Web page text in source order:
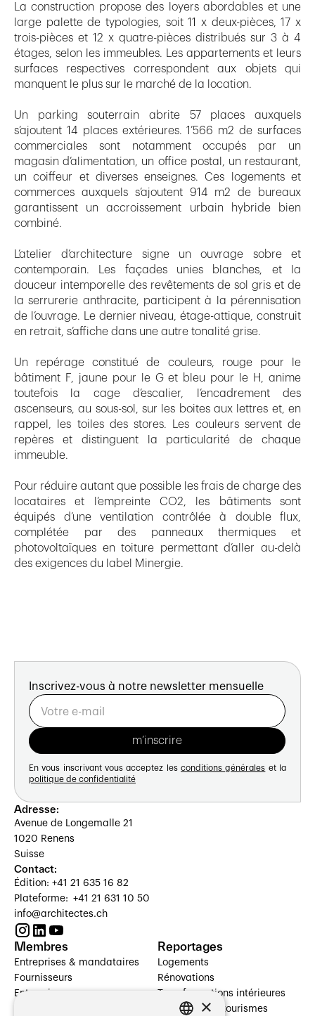
La construction propose des loyers abordables et une
large palette de typologies, soit 11 x deux-pièces, 17 x
trois-pièces et 12 x quatre-pièces distribués sur 3 à 4
étages, selon les immeubles. Les appartements et leurs
surfaces respectives correspondent aux objets qui
manquent le plus sur le marché de la location.
Un parking souterrain abrite 57 places auxquels
s’ajoutent 14 places extérieures. 1’566 m2 de surfaces
commerciales sont notamment occupés par un
magasin d’alimentation, un office postal, un restaurant,
un coiffeur et diverses enseignes. Ces logements et
commerces auxquels s’ajoutent 914 m2 de bureaux
garantissent un accroissement urbain hybride bien
combiné.
L’atelier d’architecture signe un ouvrage sobre et
contemporain. Les façades unies blanches, et la
douceur intemporelle des revêtements de sol gris et de
la serrurerie anthracite, participent à la pérennisation
de l’ouvrage. Le dernier niveau, étage-attique, construit
en retrait, s’affiche dans une autre tonalité grise.
Un repérage constitué de couleurs, rouge pour le
bâtiment F, jaune pour le G et bleu pour le H, anime
toutefois la cage d’escalier, l’encadrement des
ascenseurs, au sous-sol, sur les boites aux lettres et, en
rappel, les toiles des stores. Les couleurs servent de
repères et distinguent la particularité de chaque
immeuble.
Pour réduire autant que possible les frais de charge des
locataires et l’empreinte CO2, les bâtiments sont
équipés d’une ventilation contrôlée à double flux,
complétée par des panneaux thermiques et
photovoltaïques en toiture permettant d’aller au-delà
des exigences du label Minergie.
Inscrivez-vous à notre newsletter mensuelle
En vous inscrivant vous acceptez les conditions générales et la
politique de confidentialité
Adresse:
Avenue de Longemalle 21
1020 Renens
Suisse
Contact:
Édition: +41 21 635 16 82
Plateforme: +41 21 631 10 50
info@architectes.ch
Membres
Entreprises & mandataires
Fournisseurs
Entreprises
Reportages
Logements
Rénovations
Transformations intérieures
Hôtelleries et tourismes
×